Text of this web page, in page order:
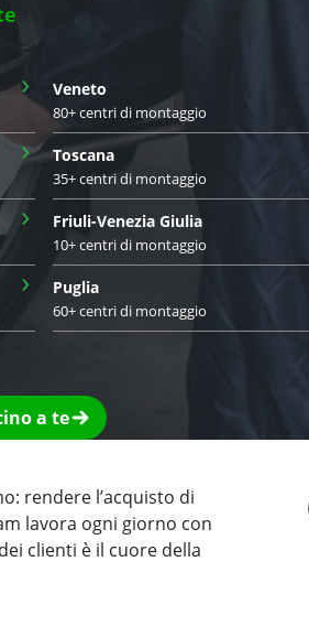
› Veneto
80+ centri di montaggio
› Toscana
35+ centri di montaggio
› Friuli-Venezia Giulia
10+ centri di montaggio
› Puglia
60+ centri di montaggio
a te
rendere l’acquisto di
lavora ogni giorno con
clienti è il cuore della